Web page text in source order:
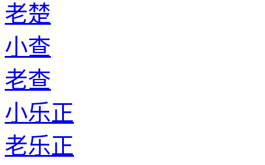
老楚
小查
老查
小乐正
老乐正